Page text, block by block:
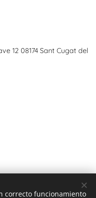
12 08174 Sant Cugat del
correcto funcionamiento